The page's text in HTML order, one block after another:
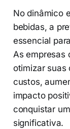
No dinâmico
bebidas, a
essencial
As empresas
otimizar suas
custos,
impacto
conquistar
significativa.